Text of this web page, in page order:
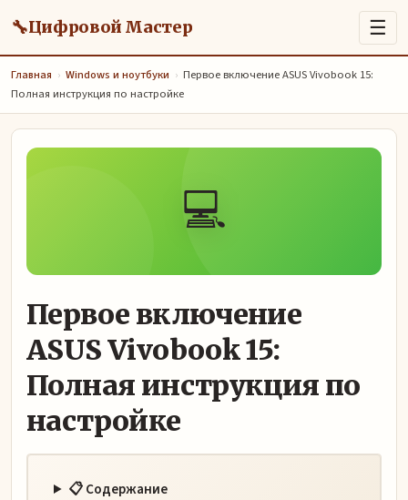
🔧Цифровой Мастер ☰
Главная › Windows и ноутбуки › Первое включение ASUS Vivobook 15:
Полная инструкция по настройке
💻
Первое включение
ASUS Vivobook 15:
Полная инструкция по
настройке
📋 Содержание